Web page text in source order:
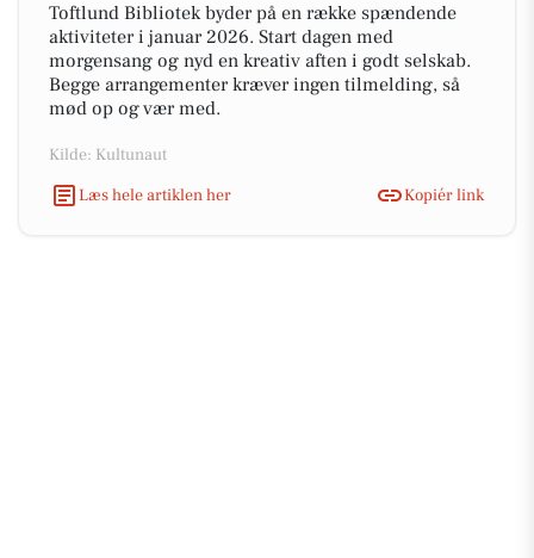
Toftlund Bibliotek byder på en række spændende
aktiviteter i januar 2026. Start dagen med
morgensang og nyd en kreativ aften i godt selskab.
Begge arrangementer kræver ingen tilmelding, så
mød op og vær med.
Kilde: Kultunaut
Læs hele artiklen her
Kopiér link